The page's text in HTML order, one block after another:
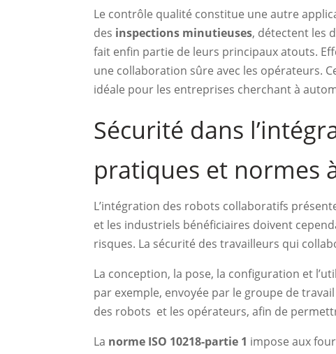
Le contrôle qualité constitue une autre
des inspections minutieuses, détectent les
fait enfin partie de leurs principaux atouts.
une collaboration sûre avec les opérateurs.
idéale pour les entreprises cherchant à
Sécurité dans
pratiques et normes
L’intégration des robots collaboratifs
et les industriels bénéficiaires doivent
risques. La sécurité des travailleurs qui
La conception, la pose, la configuration et
par exemple, envoyée par le groupe de
des robots et les opérateurs, afin de
La norme ISO 10218-partie 1 impose aux